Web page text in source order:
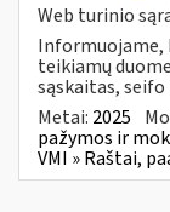
Web turinio
Informuojame,
teikiamų
sąskaitas,
Metai: 2025
pažymos ir
VMI » Raštai,